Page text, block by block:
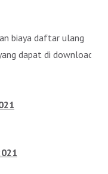
biaya daftar ulang
dapat di download